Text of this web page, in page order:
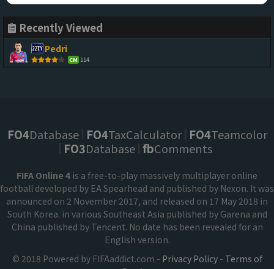
Recently Viewed
Pedri
CM 114
FO4Database FO4TaxCalculator FO4Teamcolor
FO3Database fbComments
FIFA Online 4 is a free-to-play massively multiplayer online
football developed by EA Spearhead and published by Nexon. It was
announced on 2 November 2017, and released on 17 May 2018 in
South Korea. in various Southeast Asia published by Garena and
China published by Tencent. No date has been revealed for an
English version.
© 2018 Powered by FIFAaddict.com - Privacy Policy- Terms of